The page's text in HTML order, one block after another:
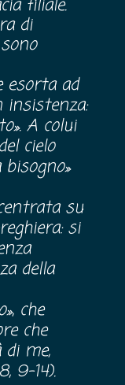
filiale.
di
esorta ad
insistenza:
A colui
cielo
su
si
della
che
che
di me,
9-14).